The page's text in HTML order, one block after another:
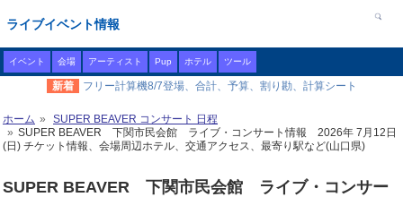
ライブイベント情報
イベント 会場 アーティスト Pup ホテル ツール
新着 フリー計算機8/7登場、合計、予算、割り勘、計算シート
ホーム
SUPER BEAVER コンサート 日程
SUPER BEAVER 下関市民会館 ライブ・コンサート情報 2026年 7月12日
(日) チケット情報、会場周辺ホテル、交通アクセス、最寄り駅など(山口県)
SUPER BEAVER 下関市民会館 ライブ・コンサー